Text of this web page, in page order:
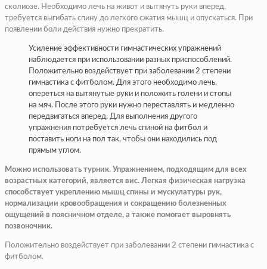
сколиозе. Необходимо лечь на живот и вытянуть руки вперед,
требуется выгибать спину до легкого сжатия мышц и опускаться. При
появлении боли действия нужно прекратить.
Усиление эффективности гимнастических упражнений
наблюдается при использовании разных приспособлений.
Положительно воздействует при заболевании 2 степени
гимнастика с фитболом. Для этого необходимо лечь,
опереться на вытянутые руки и положить голени и стопы
на мяч. После этого руки нужно переставлять и медленно
передвигаться вперед. Для выполнения другого
упражнения потребуется лечь спиной на фитбол и
поставить ноги на пол так, чтобы они находились под
прямым углом.
Можно использовать турник. Упражнением, подходящим для всех
возрастных категорий, является вис. Легкая физическая нагрузка
способствует укреплению мышц спины и мускулатуры рук,
нормализации кровообращения и сокращению болезненных
ощущений в поясничном отделе, а также помогает выровнять
позвоночник.
Положительно воздействует при заболевании 2 степени гимнастика с
фитболом.